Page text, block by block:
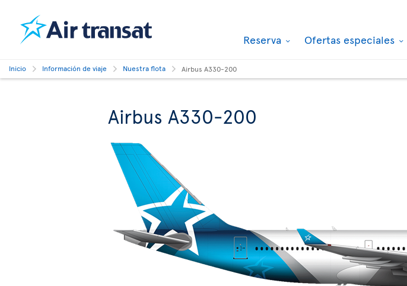
Reserva Ofertas especiales
Inicio Información de viaje Nuestra flota Airbus A330-200
Airbus A330-200